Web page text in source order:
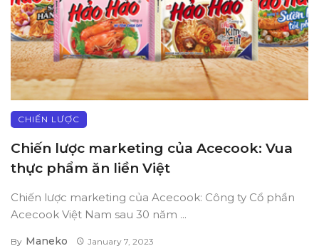
CHIẾN LƯỢC
Chiến lược marketing của Acecook: Vua
thực phẩm ăn liền Việt
Chiến lược marketing của Acecook: Công ty Cổ phần
Acecook Việt Nam sau 30 năm ...
By Maneko January 7, 2023